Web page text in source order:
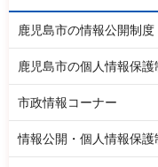
鹿児島市の情報公開制度
鹿児島市の個人情報保護
市政情報コーナー
情報公開・個人情報保護